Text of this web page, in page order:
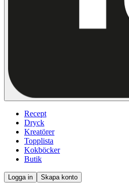
Recept
Dryck
Kreatörer
Topplista
Kokböcker
Butik
Logga in Skapa konto